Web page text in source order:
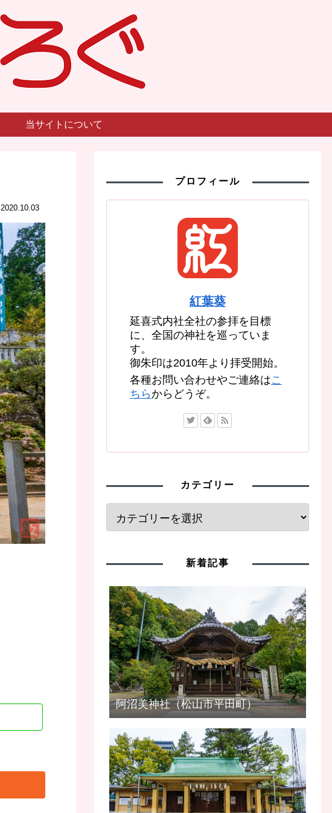
当サイトについて
2020.10.03
プロフィール
紅葉葵
延喜式内社全社の参拝を目標
に、全国の神社を巡っていま
す。
御朱印は2010年より拝受開始。
各種お問い合わせやご連絡はこ
ちらからどうぞ。
カテゴリー
新着記事
阿沼美神社（松山市平田町）